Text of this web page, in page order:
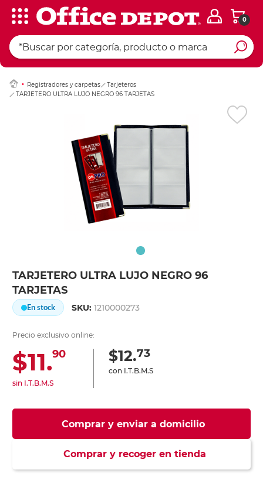
0
Registradores y carpetas
Tarjeteros
TARJETERO ULTRA LUJO NEGRO 96 TARJETAS
TARJETERO ULTRA LUJO NEGRO 96
TARJETAS
En stock SKU:1210000273
Precio exclusivo online:
$11.90
sin I.T.B.M.S
$12.73
con I.T.B.M.S
Comprar y enviar a domicilio
Comprar y recoger en tienda
Ingresar Codigo